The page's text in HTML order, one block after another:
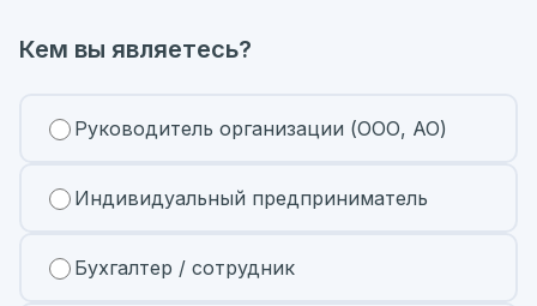
Кем вы являетесь?
Руководитель организации (ООО, АО)
Индивидуальный предприниматель
Бухгалтер / сотрудник